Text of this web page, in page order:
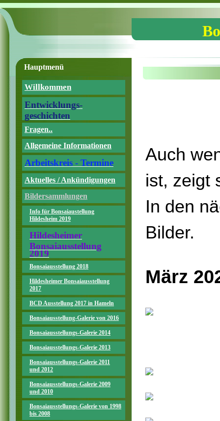
Hauptmenü
Willkommen
Entwicklungs-
geschichten
Fragen..
Allgemeine Informationen
Arbeitskreis - Termine
Aktuelles / Ankündigungen
Bildersammlungen
Info für Bonsaiaustellung
Hildesheim 2019
Hildesheimer
Bonsaiausstellung
2019
Bonsaiausstellung 2018
Hildesheimer Bonsaiausstellung
2017
BCD Ausstellung 2017 in Hameln
Bonsaiausstellung-Galerie von 2016
Bonsaiausstellungs-Galerie 2014
Bonsaiausstellungs-Galerie 2013
Bonsaiausstellungs-Galerie 2011
und 2012
Bonsaiausstellungs-Galerie 2009
und 2010
Bonsaiausstellungs-Galerie von 1998
bis 2008
Auch
ist, zeigt
In den
Bilder.
März